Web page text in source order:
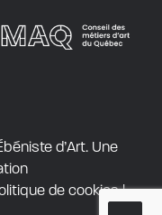
d’Art. Une
de cookies|